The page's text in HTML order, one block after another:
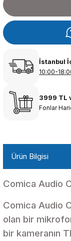
İstanbul
10:00-
3999 TL
Fonlar
Ürün Bilgisi
Comica Audio
Comica Audio
olan bir
bir kameranın